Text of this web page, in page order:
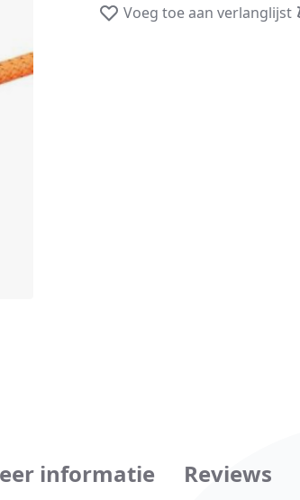
Voeg toe aan verlanglijst
informatie Reviews